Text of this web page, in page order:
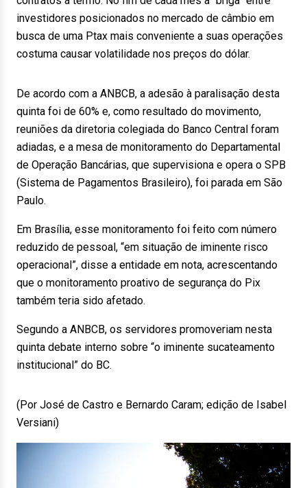
investidores posicionados no mercado de câmbio em
busca de uma Ptax mais conveniente a suas operações
costuma causar volatilidade nos preços do dólar.
De acordo com a ANBCB, a adesão à paralisação desta
quinta foi de 60% e, como resultado do movimento,
reuniões da diretoria colegiada do Banco Central foram
adiadas, e a mesa de monitoramento do Departamental
de Operação Bancárias, que supervisiona e opera o SPB
(Sistema de Pagamentos Brasileiro), foi parada em São
Paulo.
Em Brasília, esse monitoramento foi feito com número
reduzido de pessoal, “em situação de iminente risco
operacional”, disse a entidade em nota, acrescentando
que o monitoramento proativo de segurança do Pix
também teria sido afetado.
Segundo a ANBCB, os servidores promoveriam nesta
quinta debate interno sobre “o iminente sucateamento
institucional” do BC.
(Por José de Castro e Bernardo Caram; edição de Isabel
Versiani)